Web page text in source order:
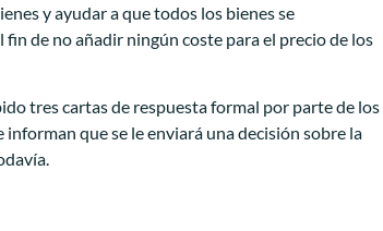
y ayudar a que todos los bienes se
de no añadir ningún coste para el precio de los
tres cartas de respuesta formal por parte de los
que se le enviará una decisión sobre la